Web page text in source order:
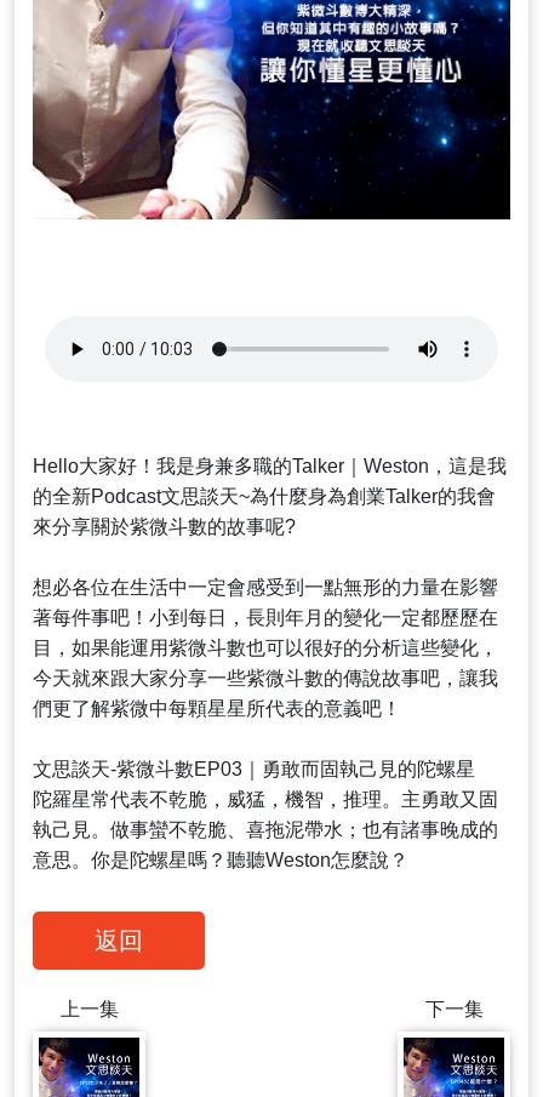
Hello大家好！我是身兼多職的Talker｜Weston，這是我
的全新Podcast文思談天~為什麼身為創業Talker的我會
來分享關於紫微斗數的故事呢?
想必各位在生活中一定會感受到一點無形的力量在影響
著每件事吧！小到每日，長則年月的變化一定都歷歷在
目，如果能運用紫微斗數也可以很好的分析這些變化，
今天就來跟大家分享一些紫微斗數的傳說故事吧，讓我
們更了解紫微中每顆星星所代表的意義吧！
文思談天-紫微斗數EP03｜勇敢而固執己見的陀螺星
陀羅星常代表不乾脆，威猛，機智，推理。主勇敢又固
執己見。做事蠻不乾脆、喜拖泥帶水；也有諸事晚成的
意思。你是陀螺星嗎？聽聽Weston怎麼說？
返回
上一集 下一集